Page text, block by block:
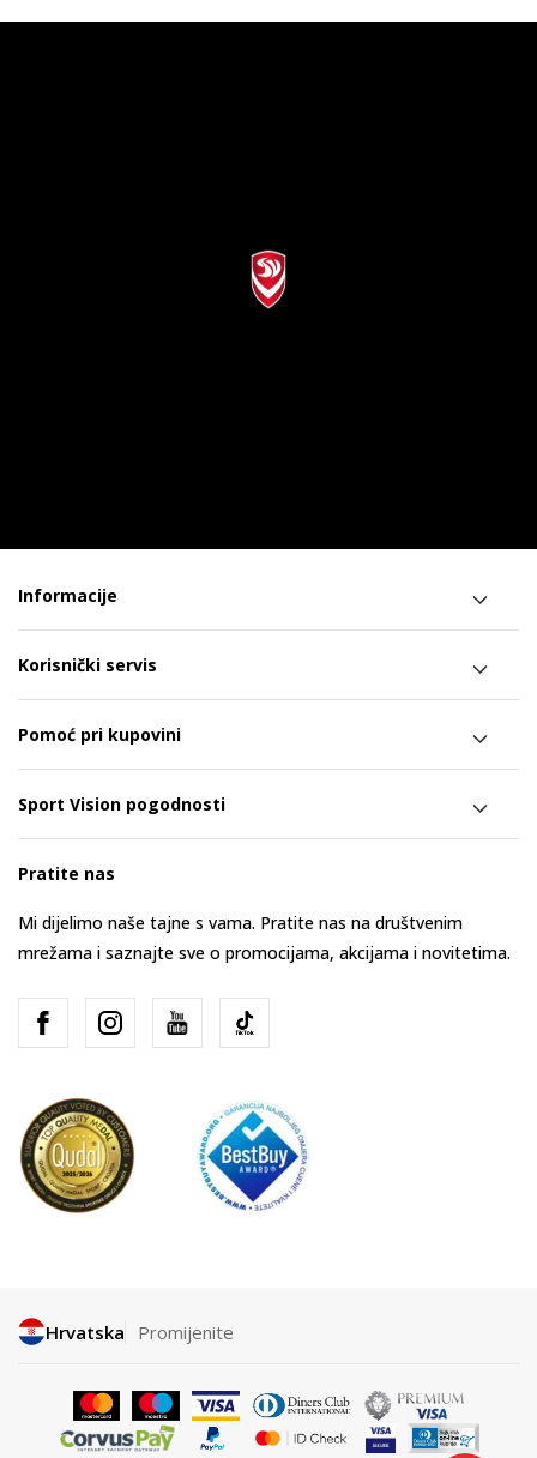
Informacije
Korisnički servis
Pomoć pri kupovini
Sport Vision pogodnosti
Pratite nas
Mi dijelimo naše tajne s vama. Pratite nas na društvenim
mrežama i saznajte sve o promocijama, akcijama i novitetima.
Hrvatska Promijenite